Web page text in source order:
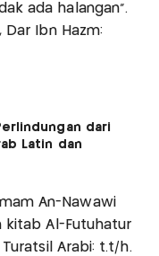
ada halangan”.
Dar Ibn Hazm:
dari
Latin dan
An-Nawawi
kitab Al-Futuhatur
Turatsil Arabi: t.t/h.